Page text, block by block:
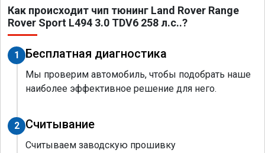
Как происходит чип тюнинг Land Rover Range
Rover Sport L494 3.0 TDV6 258 л.с..?
1 Бесплатная диагностика
Мы проверим автомобиль, чтобы подобрать наше
наиболее эффективное решение для него.
2 Считывание
Считываем заводскую прошивку